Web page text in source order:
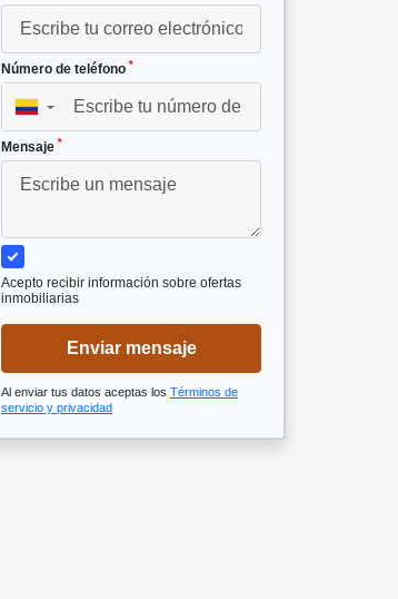
Número de teléfono *
▼
Mensaje *
Acepto recibir información sobre ofertas
inmobiliarias
Enviar mensaje
Al enviar tus datos aceptas los Términos de
servicio y privacidad